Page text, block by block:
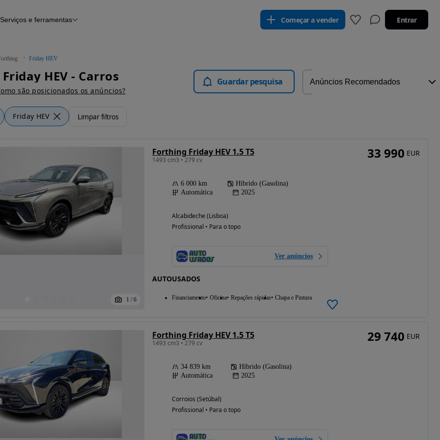
Histórico do veículo
Serviços e ferramentas Começar a vender Entrar
Friday HEV
HEV - Carros
são posicionados os anúncios?
Guardar pesquisa
Friday HEV Limpar filtros
1 / 6
Forthing Friday HEV 1.5 T5
1493 cm3 • 279 cv
6 000 km
Híbrido (Gasolina)
Automática
2025
Alcabideche (Lisboa)
Profissional • Para o topo
Ver anúncios
AUTOUSADOS
Financiamento Oficina Repações rápidas Chapa e Pintura
33 990 EUR
Forthing Friday HEV 1.5 T5
1493 cm3 • 279 cv
34 839 km
Híbrido (Gasolina)
Automática
2025
Corroios (Setúbal)
Profissional • Para o topo
29 740 EUR